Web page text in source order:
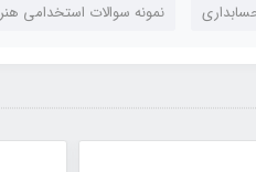
نمونه سوالات استخدامی